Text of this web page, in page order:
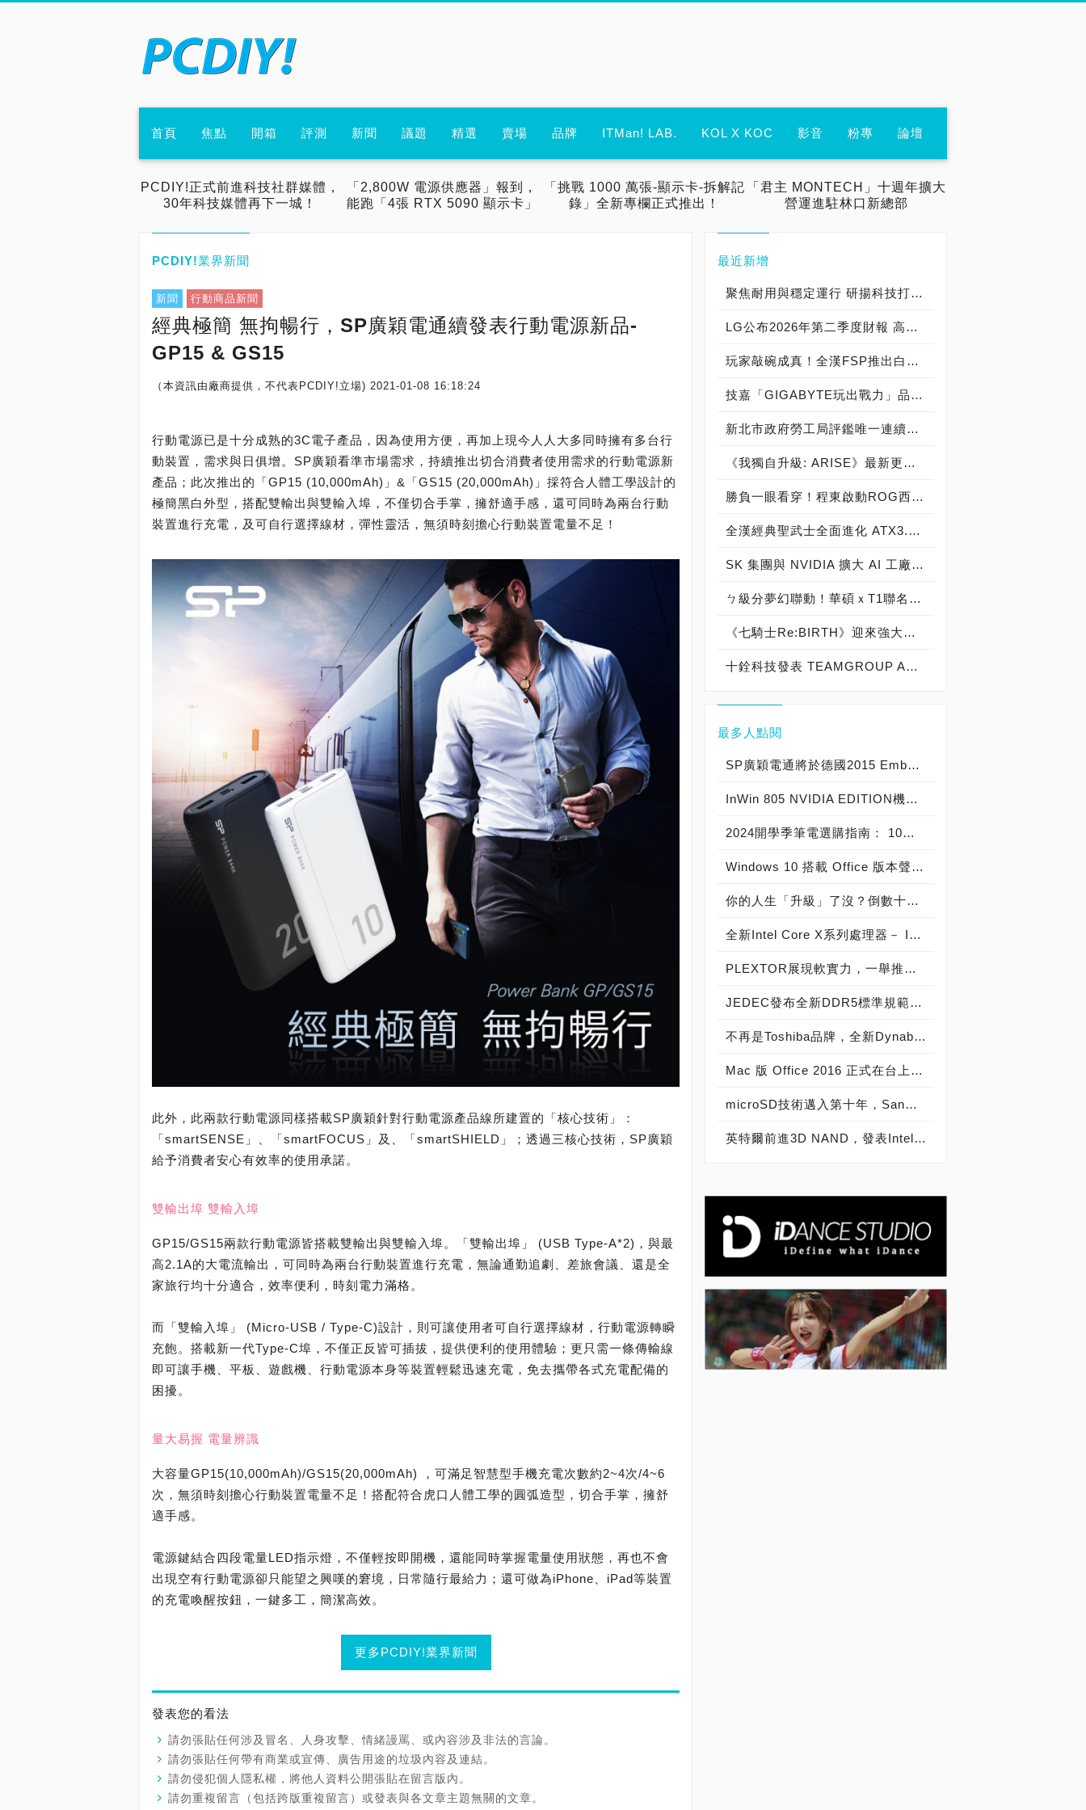
首頁 焦點 開箱 評測 新聞 議題 精選 賣場 品牌 ITMan! LAB. KOL X KOC 影音 粉專 論壇
PCDIY!正式前進科技社群媒體，
30年科技媒體再下一城！
「2,800W 電源供應器」報到，
能跑「4張 RTX 5090 顯示卡」
「挑戰 1000 萬張-顯示卡-拆解記
錄」全新專欄正式推出！
「君主 MONTECH」十週年擴大
營運進駐林口新總部
PCDIY!業界新聞
新聞 行動商品新聞
經典極簡 無拘暢行，SP廣穎電通續發表行動電源新品-
GP15 & GS15
（本資訊由廠商提供，不代表PCDIY!立場) 2021-01-08 16:18:24
行動電源已是十分成熟的3C電子產品，因為使用方便，再加上現今人人大多同時擁有多台行
動裝置，需求與日俱增。SP廣穎看準市場需求，持續推出切合消費者使用需求的行動電源新
產品；此次推出的「GP15 (10,000mAh)」&「GS15 (20,000mAh)」採符合人體工學設計的
極簡黑白外型，搭配雙輸出與雙輸入埠，不僅切合手掌，擁舒適手感，還可同時為兩台行動
裝置進行充電，及可自行選擇線材，彈性靈活，無須時刻擔心行動裝置電量不足！
此外，此兩款行動電源同樣搭載SP廣穎針對行動電源產品線所建置的「核心技術」：
「smartSENSE」、「smartFOCUS」及、「smartSHIELD」；透過三核心技術，SP廣穎
給予消費者安心有效率的使用承諾。
雙輸出埠 雙輸入埠
GP15/GS15兩款行動電源皆搭載雙輸出與雙輸入埠。「雙輸出埠」 (USB Type-A*2)，與最
高2.1A的大電流輸出，可同時為兩台行動裝置進行充電，無論通勤追劇、差旅會議、還是全
家旅行均十分適合，效率便利，時刻電力滿格。
而「雙輸入埠」 (Micro-USB / Type-C)設計，則可讓使用者可自行選擇線材，行動電源轉瞬
充飽。搭載新一代Type-C埠，不僅正反皆可插拔，提供便利的使用體驗；更只需一條傳輸線
即可讓手機、平板、遊戲機、行動電源本身等裝置輕鬆迅速充電，免去攜帶各式充電配備的
困擾。
量大易握 電量辨識
大容量GP15(10,000mAh)/GS15(20,000mAh) ，可滿足智慧型手機充電次數約2~4次/4~6
次，無須時刻擔心行動裝置電量不足！搭配符合虎口人體工學的圓弧造型，切合手掌，擁舒
適手感。
電源鍵結合四段電量LED指示燈，不僅輕按即開機，還能同時掌握電量使用狀態，再也不會
出現空有行動電源卻只能望之興嘆的窘境，日常隨行最給力；還可做為iPhone、iPad等裝置
的充電喚醒按鈕，一鍵多工，簡潔高效。
更多PCDIY!業界新聞
發表您的看法
請勿張貼任何涉及冒名、人身攻擊、情緒謾罵、或內容涉及非法的言論。
請勿張貼任何帶有商業或宣傳、廣告用途的垃圾內容及連結。
請勿侵犯個人隱私權，將他人資料公開張貼在留言版內。
請勿重複留言（包括跨版重複留言）或發表與各文章主題無關的文章。
最近新增
聚焦耐用與穩定運行 研揚科技打造新一代 COM Express Type 6 模組
LG公布2026年第二季度財報 高附加價值產品銷售成長與成本競爭力提升，營業獲利年增 147%
玩家敲碗成真！全漢FSP推出白色 VITA PM MIT 1000W 靜音電源純白上市！ MIT 白金電源首度披上純白戰袍，支援 ATX 3.1、PCIe 5.1，10年保固！
技嘉「GIGABYTE玩出戰力」品牌活動8/3讓玩家「找到專屬配備」
新北市政府勞工局評鑑唯一連續三年獲獎企業！ 宏正三度榮膺新北市政府<友善移工企業>殊榮
《我獨自升級: ARISE》最新更新 成振宇覺醒闇影君主繼承者
勝負一眼看穿！程東啟動ROG西風之神 雙螢幕AI致勝全局
全漢經典聖武士全面進化 ATX3.1，價格不變！FSP VIC BD+ 電競入門最強銅牌電源！ ATX 3.1、全新壓紋線材、登錄享 5 年保固，打造新世代入門電競首選
SK 集團與 NVIDIA 擴大 AI 工廠與次世代記憶體策略合作 規模逾 5,000 億美元的 NVIDIA-SK AI 計畫（NVIDIA-SK AI Initiative）， 涵蓋 SK Telecom 最高達 2GW 的 AI 工廠，以及與 SK 海力士的長期 AI 記憶體合作
ㄅ級分夢幻聯動！華碩ｘT1聯名顯示卡全台盛大開賣
《七騎士Re:BIRTH》迎來強大的全新英雄[天劍]宣嵐 同步推出韓國主題劇情
十銓科技發表 TEAMGROUP ACE 8K MicroSDXC 記憶卡 強力激發設備效能 盡情捕捉精彩瞬間
最多人點閱
SP廣穎電通將於德國2015 Embedded World展示全方位工控系列產品
InWin 805 NVIDIA EDITION機殼爆紅，迎廣GeForce GTX特仕版機箱正式開賣！
2024開學季筆電選購指南： 10大熱銷筆電推薦榜
Windows 10 搭載 Office 版本聲明稿 Office Mobile 、 Office 2016 與 Office 365 版本差異說明
你的人生「升級」了沒？倒數十天！Windows 10開闊你的無限視野
全新Intel Core X系列處理器－ Intel Core i9 極致版處理器 重裝上陣
PLEXTOR展現軟實力，一舉推出三大獨家軟體
JEDEC發布全新DDR5標準規範，從DDR5-4800起跳! 將加速導入下世代高效能電腦系統
不再是Toshiba品牌，全新Dynabook 2019 新品發布，透過運算與服務改變世界
Mac 版 Office 2016 正式在台上市！
microSD技術邁入第十年，SanDisk microSD記憶卡出貨量突破20億片
英特爾前進3D NAND，發表Intel SSD 600p、6000p、E 5420s、E 6000p、DC P3520、DC S3520固態硬碟！